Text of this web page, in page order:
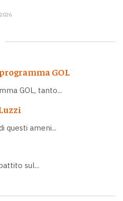
2026
GOL
GOL, tanto...
questi ameni...
sul...